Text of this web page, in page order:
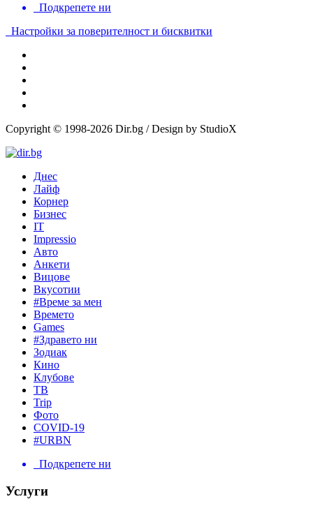
Подкрепете ни
Настройки за поверителност и бисквитки
Copyright © 1998-2026 Dir.bg / Design by StudioX
Днес
Лайф
Корнер
Бизнес
IT
Impressio
Авто
Анкети
Вицове
Вкусотии
#Време за мен
Времето
Games
#Здравето ни
Зодиак
Кино
Клубове
ТВ
Trip
Фото
COVID-19
#URBN
Подкрепете ни
Услуги